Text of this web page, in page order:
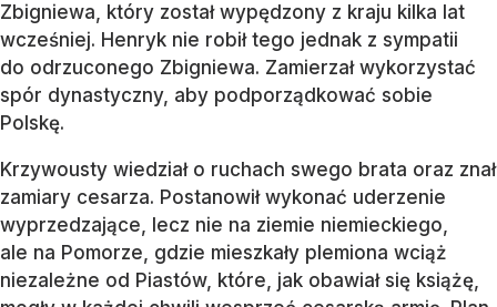
Zbigniewa, który został wypędzony z kraju kilka lat
wcześniej. Henryk nie robił tego jednak z sympatii
do odrzuconego Zbigniewa. Zamierzał wykorzystać
spór dynastyczny, aby podporządkować sobie
Polskę.
Krzywousty wiedział o ruchach swego brata oraz znał
zamiary cesarza. Postanowił wykonać uderzenie
wyprzedzające, lecz nie na ziemie niemieckiego,
ale na Pomorze, gdzie mieszkały plemiona wciąż
niezależne od Piastów, które, jak obawiał się książę,